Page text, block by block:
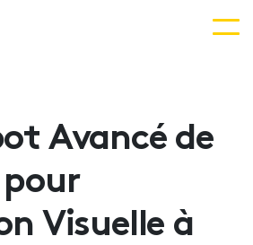
Avancé de
pour
Visuelle à